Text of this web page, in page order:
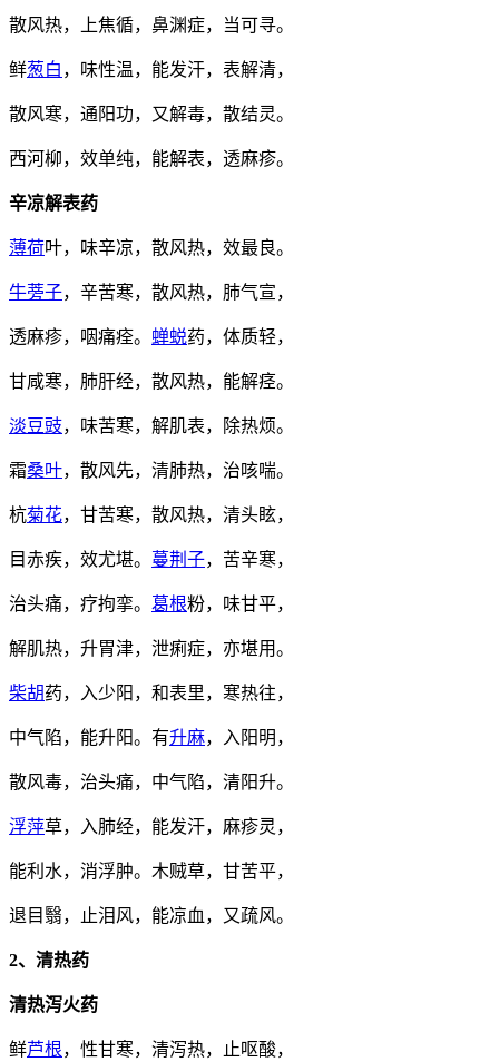
散风热，上焦循，鼻渊症，当可寻。
鲜葱白 ，味性温，能发汗，表解清，
散风寒，通阳功，又解毒，散结灵。
西河柳，效单纯，能解表，透麻疹。
辛凉解表药
薄荷叶，味辛凉，散风热，效最良。
牛蒡子，辛苦寒，散风热，肺气宣，
透麻疹，咽痛痊。 蝉蜕药，体质轻，
甘咸寒，肺肝经，散风热，能解痉。
淡豆豉，味苦寒，解肌表，除热烦。
霜桑叶，散风先，清肺热，治咳喘。
杭菊花，甘苦寒，散风热，清头眩，
目赤疾，效尤堪。 蔓荆子，苦辛寒，
治头痛，疗拘挛。 葛根粉，味甘平，
解肌热，升胃津，泄痢症，亦堪用。
柴胡药，入少阳，和表里，寒热往，
中气陷，能升阳。有升麻，入阳明，
散风毒，治头痛，中气陷，清阳升。
浮萍草，入肺经，能发汗，麻疹灵，
能利水，消浮肿。木贼草，甘苦平，
退目翳，止泪风，能凉血，又疏风。
2、清热药
清热泻火药
鲜芦根，性甘寒，清泻热，止呕酸，